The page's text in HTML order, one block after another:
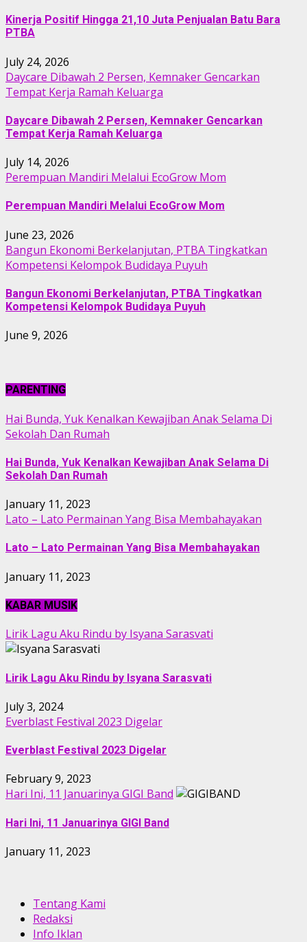
Kinerja Positif Hingga 21,10 Juta Penjualan Batu Bara
PTBA
July 24, 2026
Daycare Dibawah 2 Persen, Kemnaker Gencarkan
Tempat Kerja Ramah Keluarga
Daycare Dibawah 2 Persen, Kemnaker Gencarkan
Tempat Kerja Ramah Keluarga
July 14, 2026
Perempuan Mandiri Melalui EcoGrow Mom
Perempuan Mandiri Melalui EcoGrow Mom
June 23, 2026
Bangun Ekonomi Berkelanjutan, PTBA Tingkatkan
Kompetensi Kelompok Budidaya Puyuh
Bangun Ekonomi Berkelanjutan, PTBA Tingkatkan
Kompetensi Kelompok Budidaya Puyuh
June 9, 2026
PARENTING
Hai Bunda, Yuk Kenalkan Kewajiban Anak Selama Di
Sekolah Dan Rumah
Hai Bunda, Yuk Kenalkan Kewajiban Anak Selama Di
Sekolah Dan Rumah
January 11, 2023
Lato – Lato Permainan Yang Bisa Membahayakan
Lato – Lato Permainan Yang Bisa Membahayakan
January 11, 2023
KABAR MUSIK
Lirik Lagu Aku Rindu by Isyana Sarasvati
Lirik Lagu Aku Rindu by Isyana Sarasvati
July 3, 2024
Everblast Festival 2023 Digelar
Everblast Festival 2023 Digelar
February 9, 2023
Hari Ini, 11 Januarinya GIGI Band
Hari Ini, 11 Januarinya GIGI Band
January 11, 2023
Tentang Kami
Redaksi
Info Iklan